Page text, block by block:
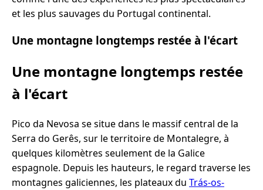
et les plus sauvages du Portugal continental.
Une montagne longtemps restée à l'écart
Une montagne longtemps restée
à l'écart
Pico da Nevosa se situe dans le massif central de la
Serra do Gerês, sur le territoire de Montalegre, à
quelques kilomètres seulement de la Galice
espagnole. Depuis les hauteurs, le regard traverse les
montagnes galiciennes, les plateaux du Trás-os-